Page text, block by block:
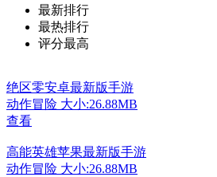
最新排行
最热排行
评分最高
绝区零安卓最新版手游
动作冒险 大小:26.88MB
查看
高能英雄苹果最新版手游
动作冒险 大小:26.88MB